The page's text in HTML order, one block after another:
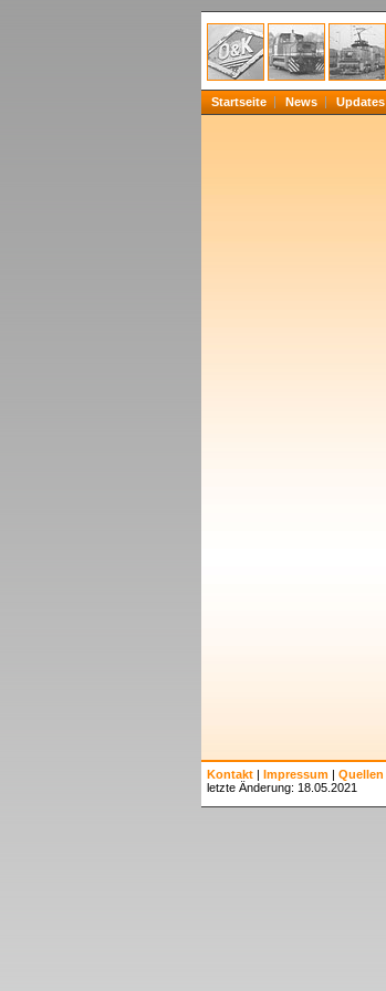
Startseite News Updates
Kontakt | Impressum | Quellen
letzte Änderung: 18.05.2021